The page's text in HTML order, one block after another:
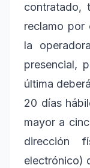
contratado,
reclamo por
la
presencial,
última
20 días
mayor a
dirección
electrónico)